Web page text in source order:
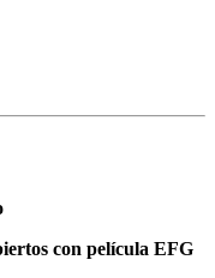
con película EFG